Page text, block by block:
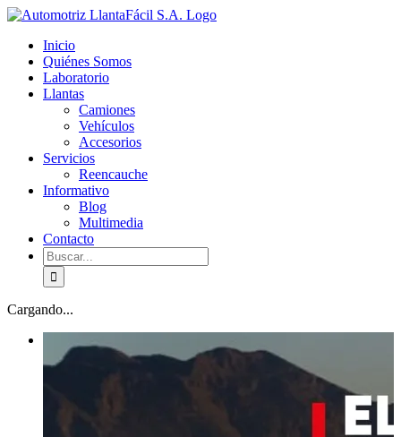
Skip
content
facebook
youtube
Inicio
Quiénes Somos
Laboratorio
Llantas
Camiones
Vehículos
Accesorios
Servicios
Reencauche
Informativo
Blog
Multimedia
Contacto
Buscar:
Cargando...